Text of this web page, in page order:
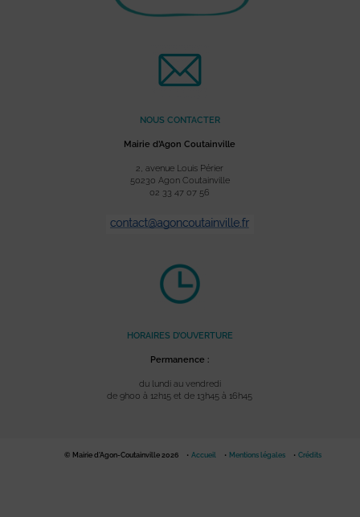
NOUS CONTACTER
Mairie d’Agon Coutainville
2, avenue Louis Périer
50230 Agon Coutainville
02 33 47 07 56
HORAIRES D’OUVERTURE
Permanence :
du lundi au vendredi
de 9h00 à 12h15 et de 13h45 à 16h45
© Mairie d'Agon-Coutainville 2026 Accueil Mentions légales Crédits